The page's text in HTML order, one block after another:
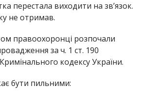
перестала виходити на зв’язок.
не отримав.
правоохоронці розпочали
за ч. 1 ст. 190
кодексу України.
бути пильними: